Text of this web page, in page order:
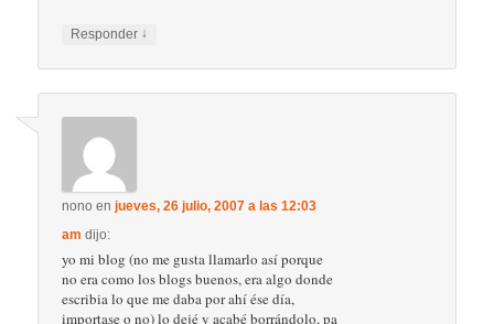
Responder ↓
nono enjueves, 26 julio, 2007 a las 12:03
am dijo:
yo mi blog (no me gusta llamarlo así porque
no era como los blogs buenos, era algo donde
escribia lo que me daba por ahí ése día,
importase o no) lo dejé y acabé borrándolo, pa